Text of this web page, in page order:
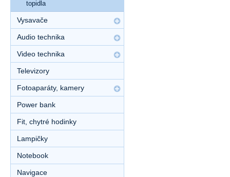
topidla
Vysavače
Audio technika
Video technika
Televizory
Fotoaparáty, kamery
Power bank
Fit, chytré hodinky
Lampičky
Notebook
Navigace